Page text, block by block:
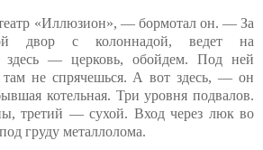
«Иллюзион», — бормотал он. — За
двор с колоннадой, ведет на
здесь — церковь, обойдем. Под ней
там не спрячешься. А вот здесь, — он
котельная. Три уровня подвалов.
третий — сухой. Вход через люк во
груду металлолома.